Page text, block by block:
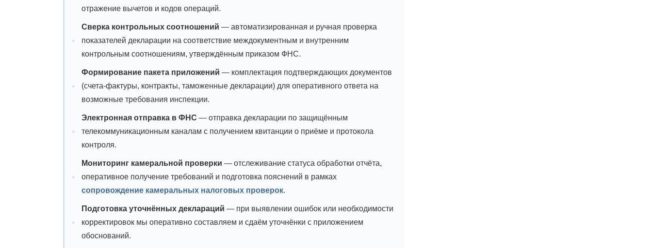
отражение вычетов и кодов операций.
Сверка контрольных соотношений — автоматизированная и ручная проверка
показателей декларации на соответствие междокументным и внутренним
контрольным соотношениям, утверждённым приказом ФНС.
Формирование пакета приложений — комплектация подтверждающих документов
(счета-фактуры, контракты, таможенные декларации) для оперативного ответа на
возможные требования инспекции.
Электронная отправка в ФНС — отправка декларации по защищённым
телекоммуникационным каналам с получением квитанции о приёме и протокола
контроля.
Мониторинг камеральной проверки — отслеживание статуса обработки отчёта,
оперативное получение требований и подготовка пояснений в рамках
сопровождение камеральных налоговых проверок.
Подготовка уточнённых деклараций — при выявлении ошибок или необходимости
корректировок мы оперативно составляем и сдаём уточнёнки с приложением
обоснований.